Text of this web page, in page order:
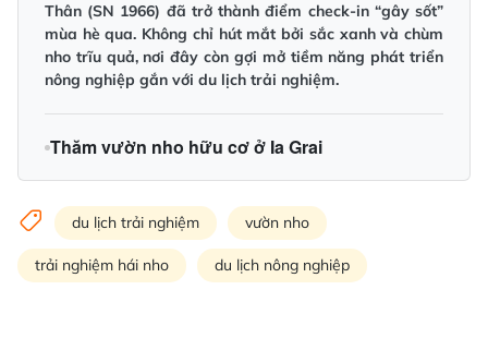
Thân (SN 1966) đã trở thành điểm check-in “gây sốt”
mùa hè qua. Không chỉ hút mắt bởi sắc xanh và chùm
nho trĩu quả, nơi đây còn gợi mở tiềm năng phát triển
nông nghiệp gắn với du lịch trải nghiệm.
Thăm vườn nho hữu cơ ở Ia Grai
du lịch trải nghiệm vườn nho
trải nghiệm hái nho du lịch nông nghiệp